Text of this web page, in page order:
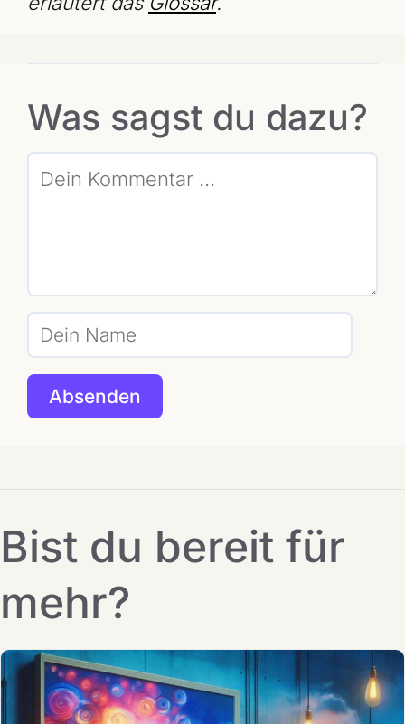
Was sagst du dazu?
Bist du bereit für
mehr?